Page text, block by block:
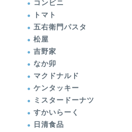
コンビニ
トマト
五右衛門パスタ
松屋
吉野家
なか卯
マクドナルド
ケンタッキー
ミスタードーナツ
すかいらーく
日清食品